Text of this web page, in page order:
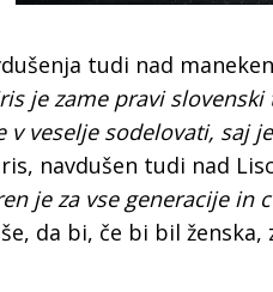
tudi nad
je zame pravi
veselje sodelovati, saj
navdušen tudi nad
je za vse generacije in
da bi, če bi bil